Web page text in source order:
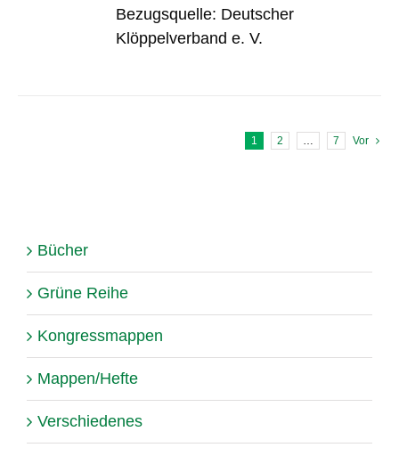
Bezugsquelle: Deutscher
Klöppelverband e. V.
1 2 7 Vor
Bücher
Grüne Reihe
Kongressmappen
Mappen/Hefte
Verschiedenes